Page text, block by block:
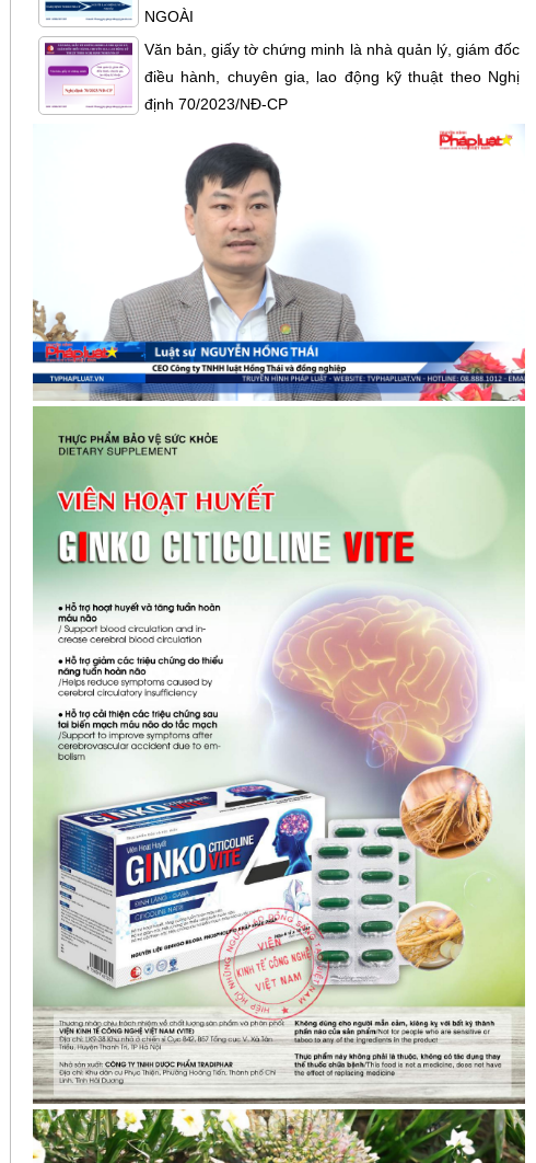
NGOÀI
Văn bản, giấy tờ chứng minh là nhà quản lý, giám đốc
điều hành, chuyên gia, lao động kỹ thuật theo Nghị
định 70/2023/NĐ-CP